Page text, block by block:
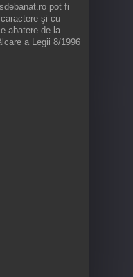
pot fi
şi cu
abatere de la
a Legii 8/1996